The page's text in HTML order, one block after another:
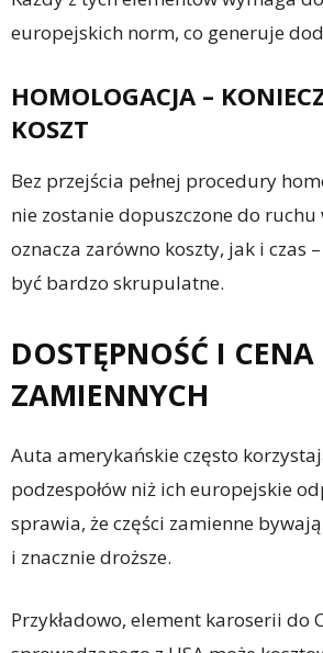
europejskich norm, co generuje
HOMOLOGACJA –
KOSZT
Bez przejścia pełnej procedury
nie zostanie dopuszczone do ruchu
oznacza zarówno koszty, jak i czas
być bardzo skrupulatne.
DOSTĘPNOŚĆ I CENA
ZAMIENNYCH
Auta amerykańskie często
podzespołów niż ich europejskie
sprawia, że części zamienne
i znacznie droższe.
Przykładowo, element karoserii do